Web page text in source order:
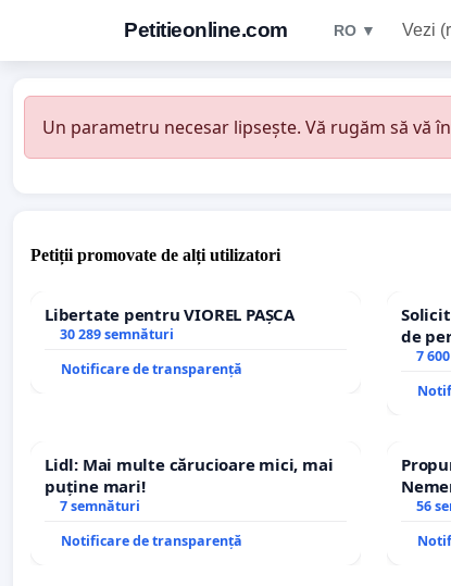
Petitieonline.com RO ▼ Vezi
Un parametru necesar lipsește. Vă rugăm să vă
Petiții promovate de alți utilizatori
Libertate pentru VIOREL PAȘCA
30 289 semnături
Notificare de transparență
de
7
Lidl: Mai multe cărucioare mici, mai
puține mari!
7 semnături
Notificare de transparență
56